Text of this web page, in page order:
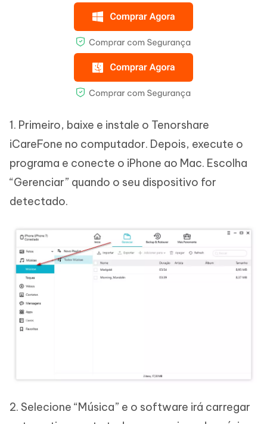
1. Primeiro, baixe e instale o Tenorshare
iCareFone no computador. Depois, execute o
programa e conecte o iPhone ao Mac. Escolha
“Gerenciar” quando o seu dispositivo for
detectado.
2. Selecione “Música” e o software irá carregar